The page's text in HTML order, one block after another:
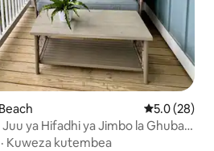
Ukadiriaji
5.0 (28)
ya Hifadhi ya Jimbo la Ghuba:
· Kuweza kutembea